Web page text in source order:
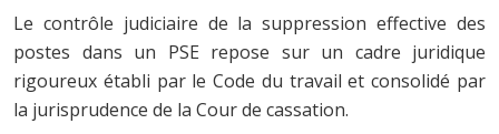
Le contrôle judiciaire de la suppression effective des
postes dans un PSE repose sur un cadre juridique
rigoureux établi par le Code du travail et consolidé par
la jurisprudence de la Cour de cassation.